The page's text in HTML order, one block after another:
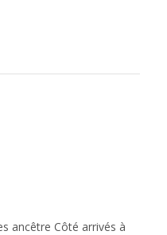
ancêtre Côté arrivés à